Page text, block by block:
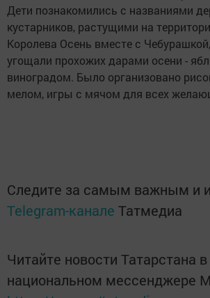
Дети познакомились с названиями
кустарников, растущими на
Королева Осень вместе с
угощали прохожих дарами осени -
виноградом. Было организовано
мелом, игры с мячом для всех
Следите за самым важным и
Telegram-канале Татмедиа
Читайте новости Татарстана в
национальном мессенджере